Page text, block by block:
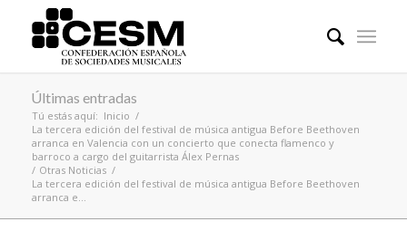
Últimas entradas
Tú estás aquí: Inicio /
La tercera edición del festival de música antigua Before Beethoven
arranca en Valencia con un concierto que conecta flamenco y
barroco a cargo del guitarrista Álex Pernas
/ Otras Noticias /
La tercera edición del festival de música antigua Before Beethoven
arranca e...